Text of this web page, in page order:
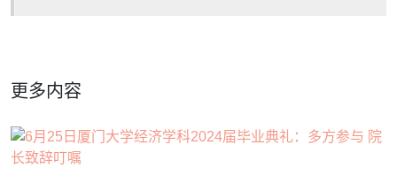
更多内容